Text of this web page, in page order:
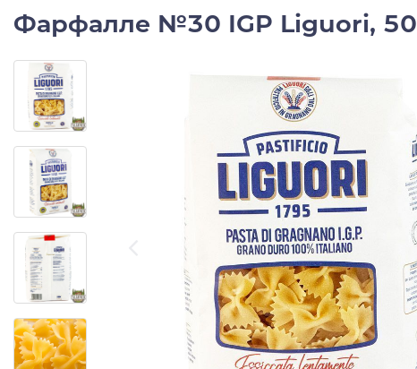
Фарфалле №30 IGP Liguori,